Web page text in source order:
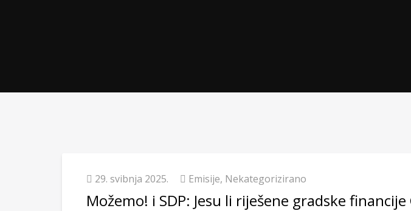
29. svibnja 2025. Emisije, Nekategorizirano
Možemo! i SDP: Jesu li riješene gradske